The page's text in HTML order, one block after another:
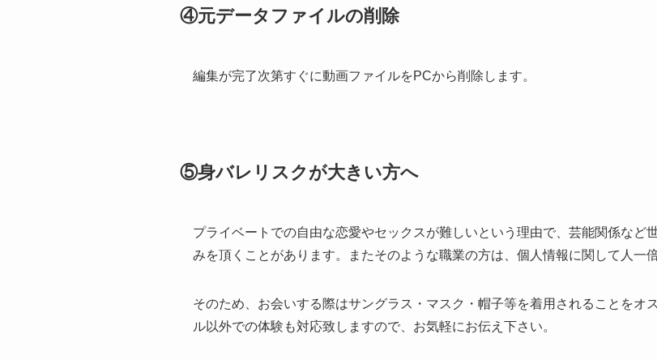
④元データファイルの削除
編集が完了次第すぐに動画ファイルをPCから削除します。
⑤身バレリスクが大きい方へ
プライベートでの自由な恋愛やセックスが難しいという理由で、芸能関係など
みを頂くことがあります。またそのような職業の方は、個人情報に関して人一
そのため、お会いする際はサングラス・マスク・帽子等を着用されることをオ
ル以外での体験も対応致しますので、お気軽にお伝え下さい。